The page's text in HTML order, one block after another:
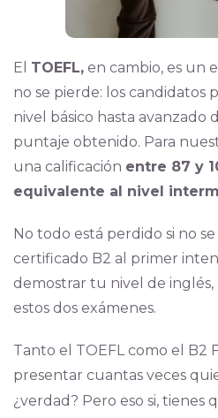
El TOEFL,en cambio, es un
no se pierde: los candidatos
nivel básico hasta avanzado
puntaje obtenido. Para
una calificación entre 87 y
equivalente al nivel
No todo está perdido si no
certificado B2 al primer
demostrar tu nivel de
estos dos exámenes.
Tanto el TOEFL como el B2
presentar cuantas veces
¿verdad? Pero eso si, tienes